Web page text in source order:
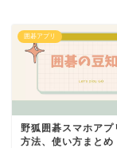
囲碁アプリ
野狐囲碁スマホアプ
方法、使い方まとめ